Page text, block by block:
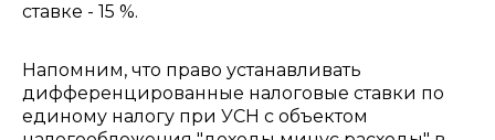
ставке - 15 %.
Напомним, что право устанавливать
дифференцированные налоговые ставки по
единому налогу при УСН с объектом